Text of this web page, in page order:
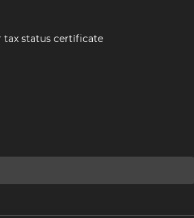
tax status certificate